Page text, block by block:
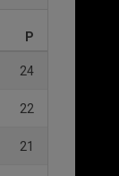
P
24
22
21